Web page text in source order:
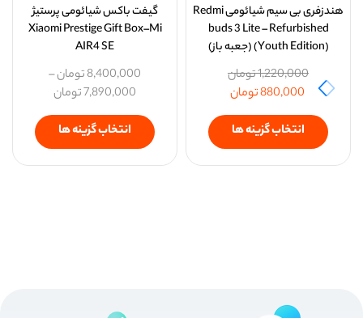
هندزفری بی سیم شیائومی Redmi
buds 3 Lite – Refurbished
(Youth Edition) (جعبه باز)
1,220,000تومان
880,000تومان
انتخاب گزینه ها
گیفت باکس شیائومی پرستیژ
Xiaomi Prestige Gift Box–Mi
AIR4 SE
8,400,000تومان–
7,890,000تومان
انتخاب گزینه ها